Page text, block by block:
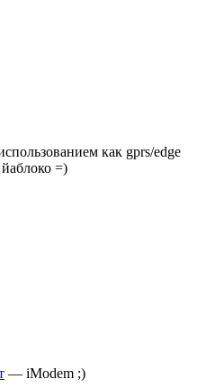
как gprs/edge
=)
— iModem ;)